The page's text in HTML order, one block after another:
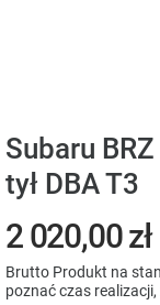
Subaru
tył DBA T3
2 020,00 zł
Brutto Produkt na
poznać czas